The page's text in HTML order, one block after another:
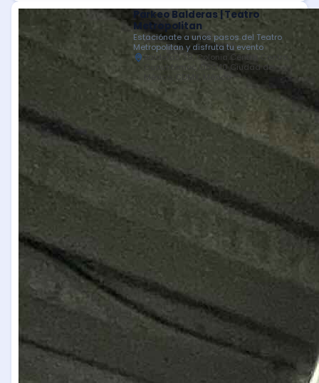
Parkeo Balderas | Teatro
Metropolitan
Estaciónate a unos pasos del Teatro
Metropolitan y disfruta tu evento
Balderas 39, Colonia Centro, Centro,
Cuauhtémoc, 06040 Ciudad de
México, CDMX, México